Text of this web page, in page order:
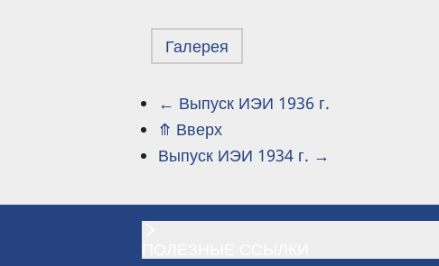
Галерея
ПЕРЕКРЁСТНЫЕ
ССЫЛКИ
ДЛЯ
← Выпуск ИЭИ 1936 г.
⤊ Вверх
Выпуск ИЭИ 1934 г. →